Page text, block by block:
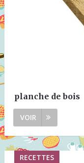
planche de bois
VOIR
RECETTES